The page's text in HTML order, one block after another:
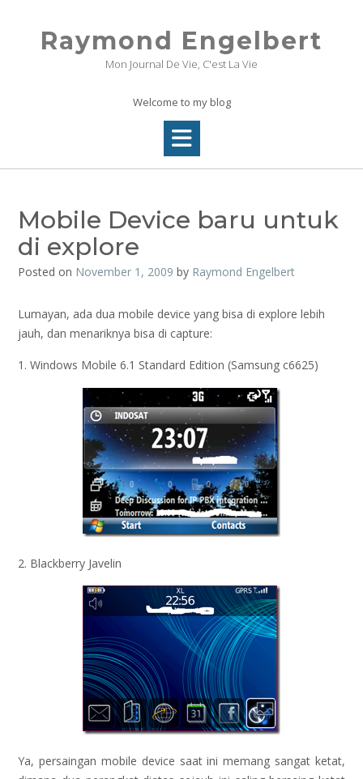
Raymond Engelbert
Mon Journal De Vie, C'est La Vie
Welcome to my blog
Mobile Device baru untuk
di explore
Posted on November 1, 2009 by Raymond Engelbert
Lumayan, ada dua mobile device yang bisa di explore lebih
jauh, dan menariknya bisa di capture:
1. Windows Mobile 6.1 Standard Edition (Samsung c6625)
2. Blackberry Javelin
Ya, persaingan mobile device saat ini memang sangat ketat,